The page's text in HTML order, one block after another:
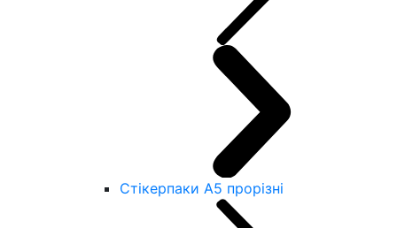
Стікерпаки А5 прорізні